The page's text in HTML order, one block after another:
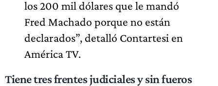
los 200 mil dólares que le mandó
Fred Machado porque no están
declarados”, detalló Contartesi en
América TV.
Tiene tres frentes judiciales y sin fueros